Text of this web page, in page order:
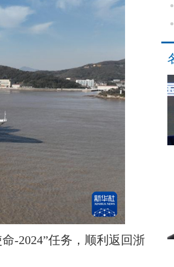
-2024”任务，顺利返回浙